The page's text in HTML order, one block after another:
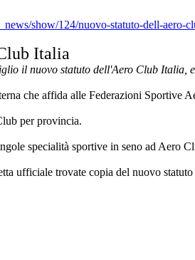
show/124/nuovo-statuto-dell-aero-
Italia
il nuovo statuto dell'Aero Club Italia,
che affida alle Federazioni Sportive
per provincia.
specialità sportive in seno ad Aero
ufficiale trovate copia del nuovo